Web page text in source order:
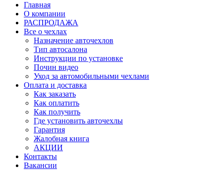
Главная
О компании
РАСПРОДАЖА
Все о чехлах
Назначение авточехлов
Тип автосалона
Инструкции по установке
Почин видео
Уход за автомобильными чехлами
Оплата и доставка
Как заказать
Как оплатить
Как получить
Где установить авточехлы
Гарантия
Жалобная книга
АКЦИИ
Контакты
Вакансии